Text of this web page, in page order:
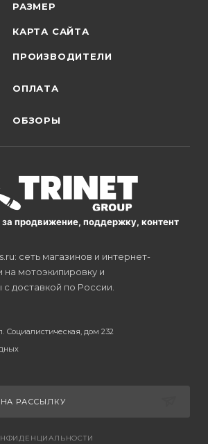
РАЗМЕР
КАРТА САЙТА
ПРОИЗВОДИТЕЛИ
ОПЛАТА
ОБЗОРЫ
продвижение, поддержку, контент
сеть магазинов и интернет-
на мотоэкипировку и
доставкой по России.
Социалистическая, дом 232
РАССЫЛКУ